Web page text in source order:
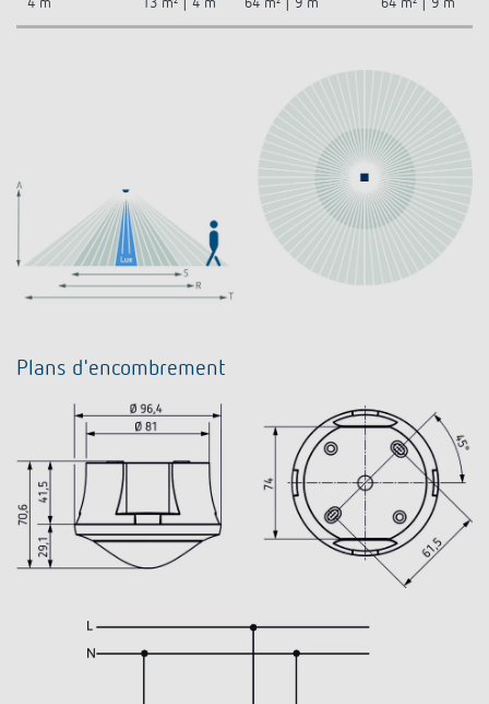
4 m 13 m² | 4 m 64 m² | 9 m 64 m² | 9 m
Plans d'encombrement